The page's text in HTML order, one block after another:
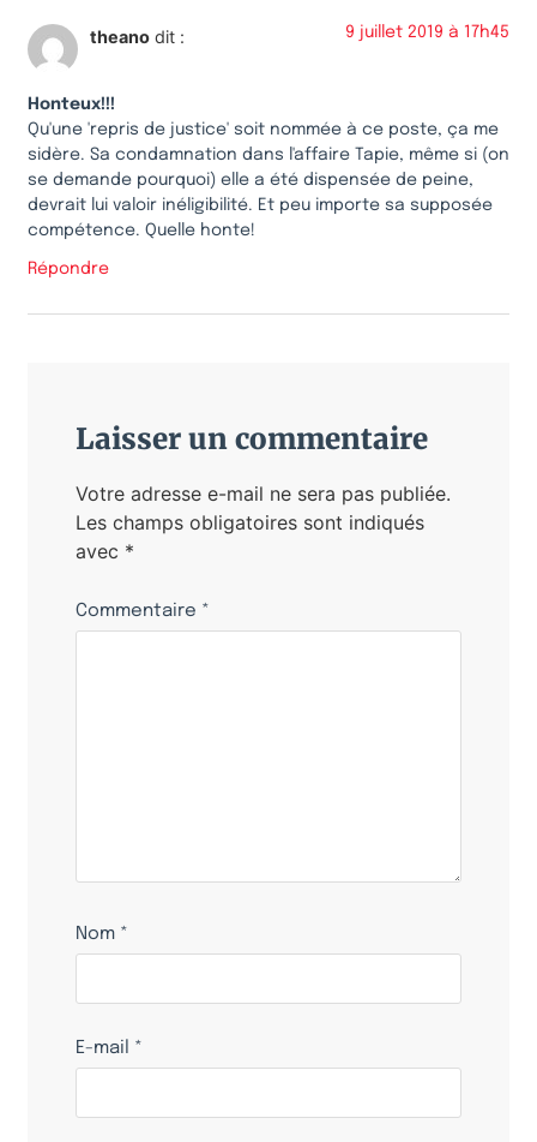
theano dit : 9 juillet 2019 à 17h45
Honteux!!!
Qu'une 'repris de justice' soit nommée à ce poste, ça me
sidère. Sa condamnation dans l'affaire Tapie, même si (on
se demande pourquoi) elle a été dispensée de peine,
devrait lui valoir inéligibilité. Et peu importe sa supposée
compétence. Quelle honte!
Répondre
Laisser un commentaire
Votre adresse e-mail ne sera pas publiée.
Les champs obligatoires sont indiqués
avec *
Commentaire *
Nom *
E-mail *